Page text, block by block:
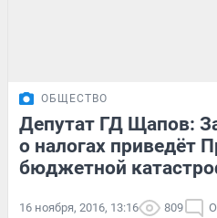
ОБЩЕСТВО
Депутат ГД Щапов:
о налогах приведёт
бюджетной
16 ноября, 2016, 13:16 809